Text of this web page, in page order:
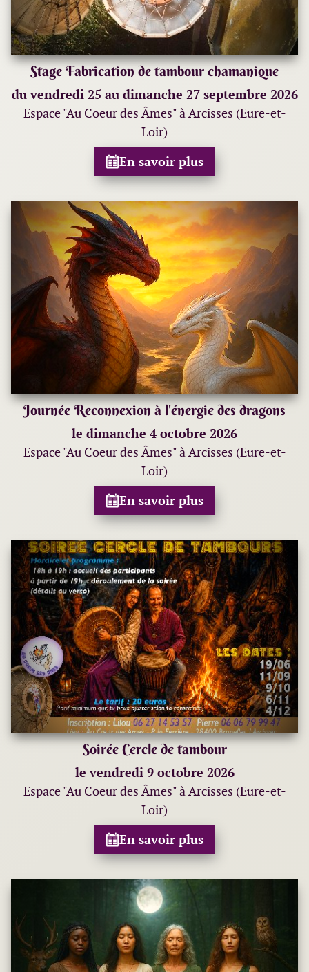
Stage Fabrication de tambour chamanique
du vendredi 25 au dimanche 27 septembre 2026
Espace "Au Coeur des Âmes" à Arcisses (Eure-et-
Loir)
En savoir plus
Journée Reconnexion à l'énergie des dragons
le dimanche 4 octobre 2026
Espace "Au Coeur des Âmes" à Arcisses (Eure-et-
Loir)
En savoir plus
Soirée Cercle de tambour
le vendredi 9 octobre 2026
Espace "Au Coeur des Âmes" à Arcisses (Eure-et-
Loir)
En savoir plus